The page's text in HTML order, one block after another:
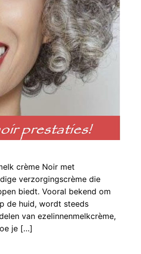
crème Noir met
verzorgingscrème die
biedt. Vooral bekend om
de huid, wordt steeds
van ezelinnenmelkcrème,
je […]